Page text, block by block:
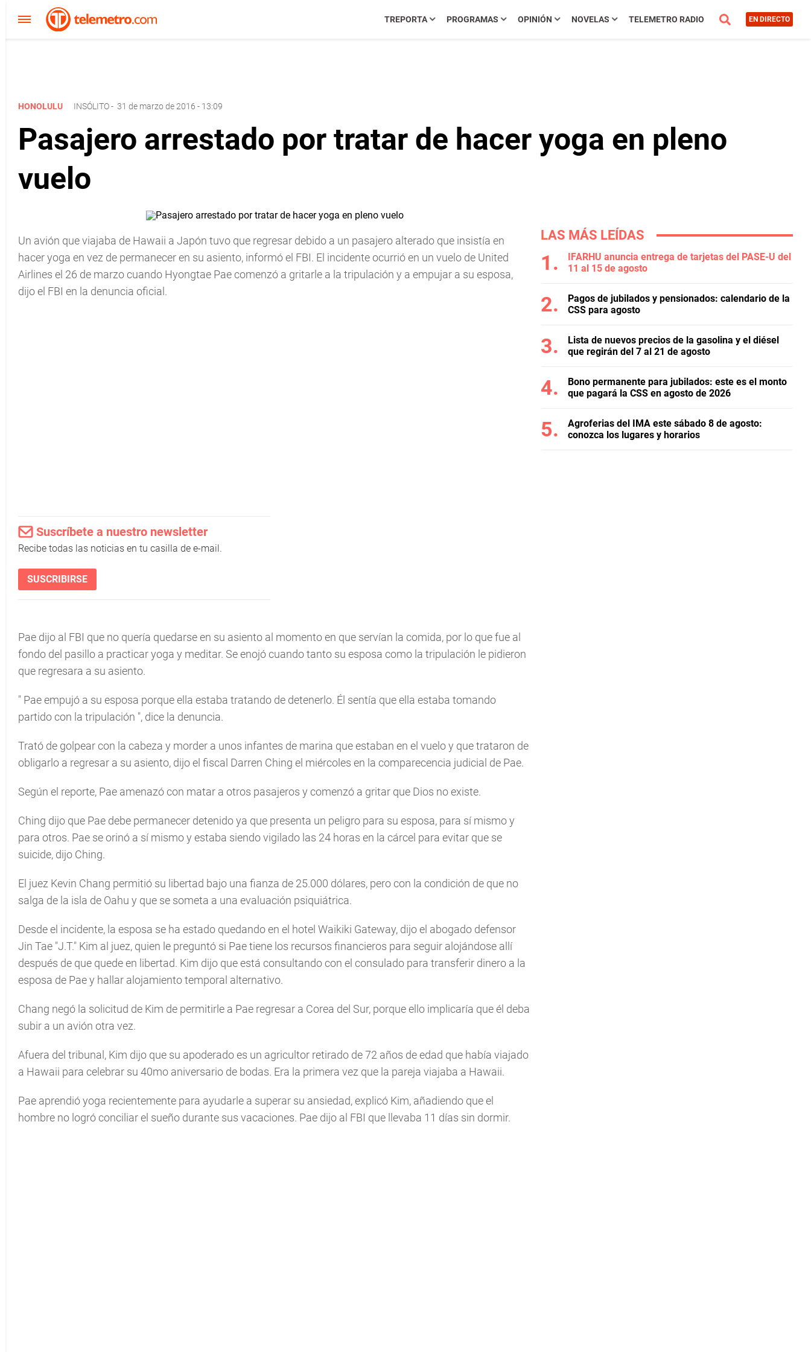
TREPORTA PROGRAMAS OPINIÓN NOVELAS TELEMETRO RADIO EN DIRECTO
HONOLULU INSÓLITO- 31 de marzo de 2016 - 13:09
Pasajero arrestado por tratar de hacer yoga en pleno
vuelo
Un avión que viajaba de Hawaii a Japón tuvo que regresar debido a un pasajero alterado que insistía en
hacer yoga en vez de permanecer en su asiento, informó el FBI. El incidente ocurrió en un vuelo de United
Airlines el 26 de marzo cuando Hyongtae Pae comenzó a gritarle a la tripulación y a empujar a su esposa,
dijo el FBI en la denuncia oficial.
Suscríbete a nuestro newsletter
Recibe todas las noticias en tu casilla de e-mail.
SUSCRIBIRSE
Pae dijo al FBI que no quería quedarse en su asiento al momento en que servían la comida, por lo que fue al
fondo del pasillo a practicar yoga y meditar. Se enojó cuando tanto su esposa como la tripulación le pidieron
que regresara a su asiento.
" Pae empujó a su esposa porque ella estaba tratando de detenerlo. Él sentía que ella estaba tomando
partido con la tripulación ", dice la denuncia.
Trató de golpear con la cabeza y morder a unos infantes de marina que estaban en el vuelo y que trataron de
obligarlo a regresar a su asiento, dijo el fiscal Darren Ching el miércoles en la comparecencia judicial de Pae.
Según el reporte, Pae amenazó con matar a otros pasajeros y comenzó a gritar que Dios no existe.
Ching dijo que Pae debe permanecer detenido ya que presenta un peligro para su esposa, para sí mismo y
para otros. Pae se orinó a sí mismo y estaba siendo vigilado las 24 horas en la cárcel para evitar que se
suicide, dijo Ching.
El juez Kevin Chang permitió su libertad bajo una fianza de 25.000 dólares, pero con la condición de que no
salga de la isla de Oahu y que se someta a una evaluación psiquiátrica.
Desde el incidente, la esposa se ha estado quedando en el hotel Waikiki Gateway, dijo el abogado defensor
Jin Tae "J.T." Kim al juez, quien le preguntó si Pae tiene los recursos financieros para seguir alojándose allí
después de que quede en libertad. Kim dijo que está consultando con el consulado para transferir dinero a la
esposa de Pae y hallar alojamiento temporal alternativo.
Chang negó la solicitud de Kim de permitirle a Pae regresar a Corea del Sur, porque ello implicaría que él deba
subir a un avión otra vez.
Afuera del tribunal, Kim dijo que su apoderado es un agricultor retirado de 72 años de edad que había viajado
a Hawaii para celebrar su 40mo aniversario de bodas. Era la primera vez que la pareja viajaba a Hawaii.
Pae aprendió yoga recientemente para ayudarle a superar su ansiedad, explicó Kim, añadiendo que el
hombre no logró conciliar el sueño durante sus vacaciones. Pae dijo al FBI que llevaba 11 días sin dormir.
LAS MÁS LEÍDAS
IFARHU anuncia entrega de tarjetas del PASE-U del
11 al 15 de agosto
Pagos de jubilados y pensionados: calendario de la
CSS para agosto
Lista de nuevos precios de la gasolina y el diésel
que regirán del 7 al 21 de agosto
Bono permanente para jubilados: este es el monto
que pagará la CSS en agosto de 2026
Agroferias del IMA este sábado 8 de agosto:
conozca los lugares y horarios